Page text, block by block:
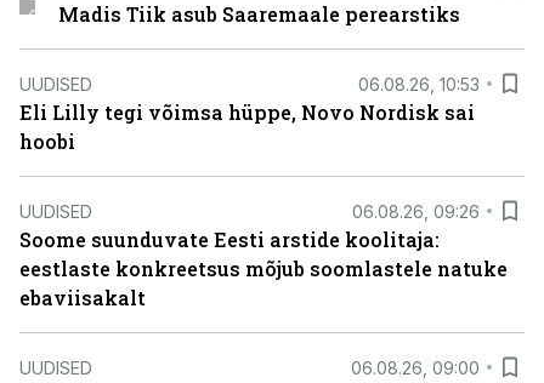
Madis Tiik asub Saaremaale perearstiks
UUDISED 06.08.26, 10:53
Eli Lilly tegi võimsa hüppe, Novo Nordisk sai
hoobi
UUDISED 06.08.26, 09:26
Soome suunduvate Eesti arstide koolitaja:
eestlaste konkreetsus mõjub soomlastele natuke
ebaviisakalt
UUDISED 06.08.26, 09:00